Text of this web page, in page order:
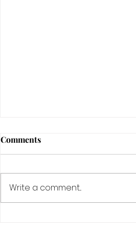
Comments
Write a comment...